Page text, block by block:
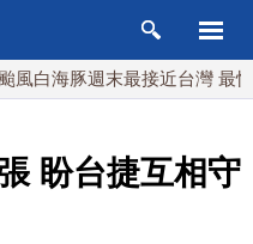
豚週末最接近台灣 最快9日可
盼台捷互相守